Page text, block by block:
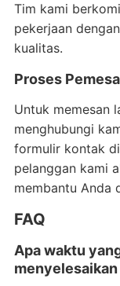
Tim kami
pekerjaan
kualitas.
Proses
Untuk memesan
menghubungi
formulir kontak
pelanggan kami
membantu Anda
FAQ
Apa waktu